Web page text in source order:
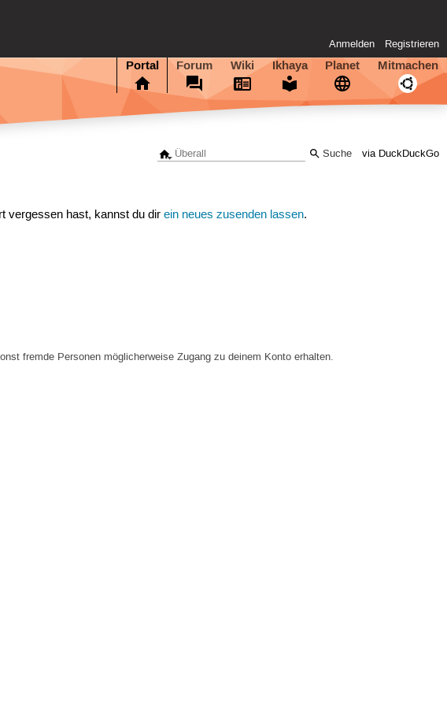
Anmelden Registrieren
Portal Forum Wiki Ikhaya Planet Mitmachen
via DuckDuckGo
vergessen hast, kannst du direin neues zusenden lassen.
fremde Personen möglicherweise Zugang zu deinem Konto erhalten.